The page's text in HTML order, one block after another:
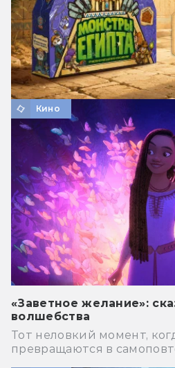
Кино
«Заветное желание»:
волшебства
Тот неловкий момент,
превращаются в